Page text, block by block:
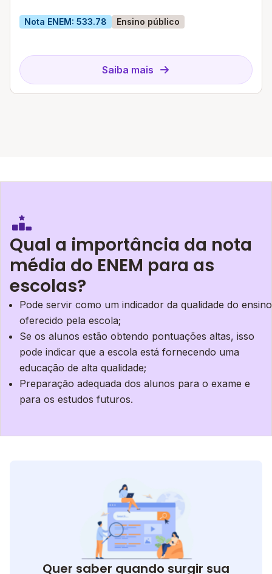
Nota ENEM: 533.78 Ensino público
Saiba mais
Qual a importância da nota
média do ENEM para as
escolas?
Pode servir como um indicador da qualidade do ensino
oferecido pela escola;
Se os alunos estão obtendo pontuações altas, isso
pode indicar que a escola está fornecendo uma
educação de alta qualidade;
Preparação adequada dos alunos para o exame e
para os estudos futuros.
Quer saber quando surgir sua